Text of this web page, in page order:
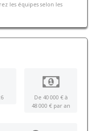
les équipes selon les
De 40 000 € à
48 000 € par an